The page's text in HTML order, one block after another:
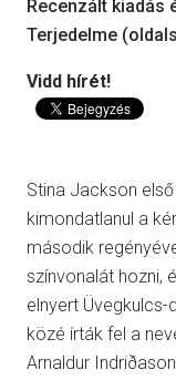
Recenzált kiadás
Terjedelme
Vidd hírét!
Stina Jackson
kimondatlanul a
második
színvonalát hozni,
elnyert Üvegkulcs-
közé írták fel a
Arnaldur